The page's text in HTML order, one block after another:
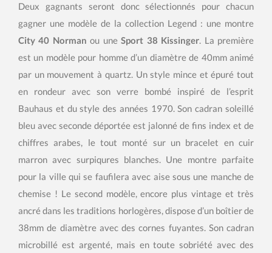
Deux gagnants seront donc sélectionnés pour chacun
gagner une modèle de la collection Legend : une montre
City 40 Norman ou uneSport 38 Kissinger. La première
est un modèle pour homme d’un diamètre de 40mm animé
par un mouvement à quartz. Un style mince et épuré tout
en rondeur avec son verre bombé inspiré de l’esprit
Bauhaus et du style des années 1970. Son cadran soleillé
bleu avec seconde déportée est jalonné de fins index et de
chiffres arabes, le tout monté sur un bracelet en cuir
marron avec surpiqures blanches. Une montre parfaite
pour la ville qui se faufilera avec aise sous une manche de
chemise ! Le second modèle, encore plus vintage et très
ancré dans les traditions horlogères, dispose d’un boîtier de
38mm de diamètre avec des cornes fuyantes. Son cadran
microbillé est argenté, mais en toute sobriété avec des